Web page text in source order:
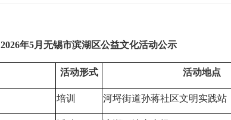
2026年5月无锡市滨湖区公益文化活动公示
活动形式 活动地点
培训 河埒街道孙蒋社区文明实践站